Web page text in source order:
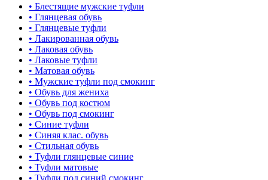
• Блестящие мужские туфли
• Глянцевая обувь
• Глянцевые туфли
• Лакированная обувь
• Лаковая обувь
• Лаковые туфли
• Матовая обувь
• Мужские туфли под смокинг
• Обувь для жениха
• Обувь под костюм
• Обувь под смокинг
• Синие туфли
• Синяя клас. обувь
• Стильная обувь
• Туфли глянцевые синие
• Туфли матовые
• Туфли под синий смокинг